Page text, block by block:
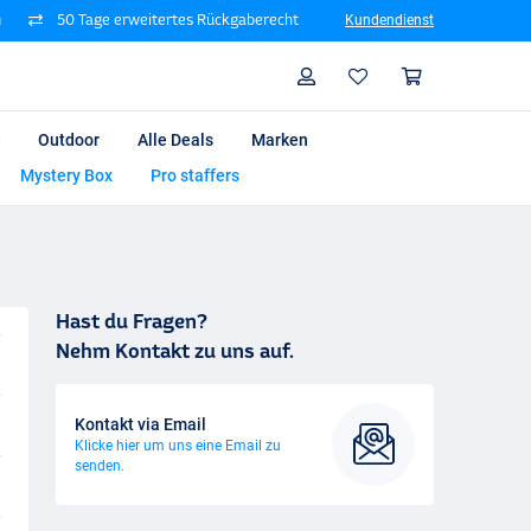
50 Tage erweitertes Rückgaberecht Kundendienst
Profil
Outdoor Alle Deals
Marken
Mystery Box Pro staffers
Hast du Fragen?
Nehm Kontakt zu uns auf.
Kontakt via Email
Klicke hier um uns eine Email zu
senden.